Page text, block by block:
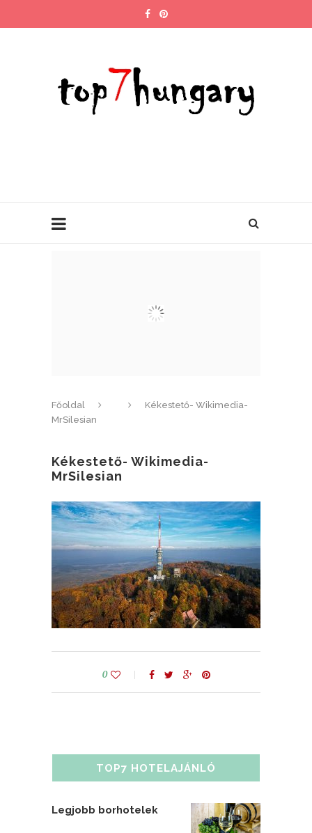
Főoldal
Kékestető- Wikimedia-
MrSilesian
Kékestető- Wikimedia-
MrSilesian
0
TOP7 HOTELAJÁNLÓ
Legjobb borhotelek